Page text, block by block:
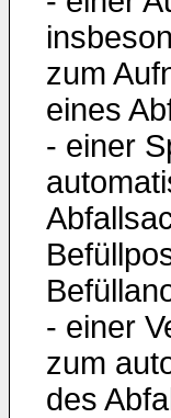
zum
eines
- einer
- einer
zum
des